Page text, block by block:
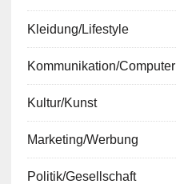
Kleidung/Lifestyle
Kommunikation/Computer
Kultur/Kunst
Marketing/Werbung
Politik/Gesellschaft